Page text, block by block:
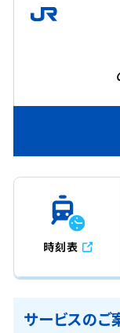
時刻表
サービスのご